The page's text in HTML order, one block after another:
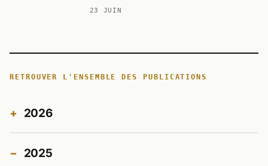
23 JUIN
RETROUVER L'ENSEMBLE DES PUBLICATIONS
2026
2025